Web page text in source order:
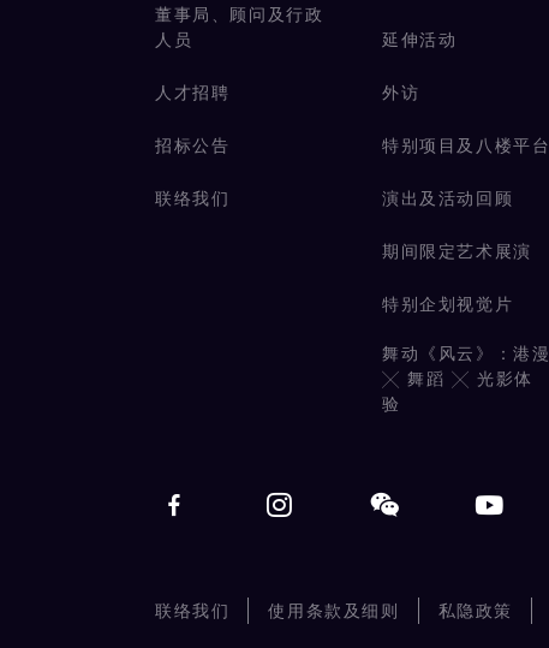
董事局、顾问及行政
人员
人才招聘
招标公告
联络我们
延伸活动
外访
特别项目及八楼平台
演出及活动回顾
期间限定艺术展演
特别企划视觉片
舞动《风云》：港漫
╳ 舞蹈 ╳ 光影体
验
联络我们 使用条款及细则 私隐政策